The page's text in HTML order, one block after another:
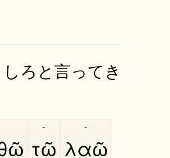
ろと言ってき
τῶ
-
λαῶ
-